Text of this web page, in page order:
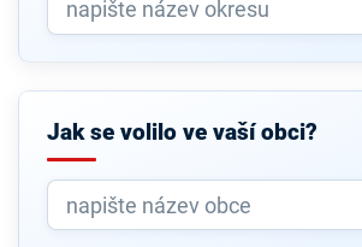
Jak se volilo ve vaší obci?